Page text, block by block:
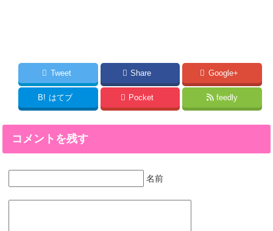
Tweet Share Google+
B! はてブ Pocket feedly
コメントを残す
名前